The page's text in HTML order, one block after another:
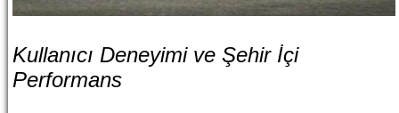
Kullanıcı Deneyimi ve Şehir İçi
Performans